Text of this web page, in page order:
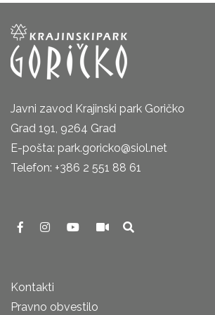
Javni zavod Krajinski park Goričko
Grad 191, 9264 Grad
E-pošta: park.goricko@siol.net
Telefon: +386 2 551 88 61
Kontakti
Pravno obvestilo